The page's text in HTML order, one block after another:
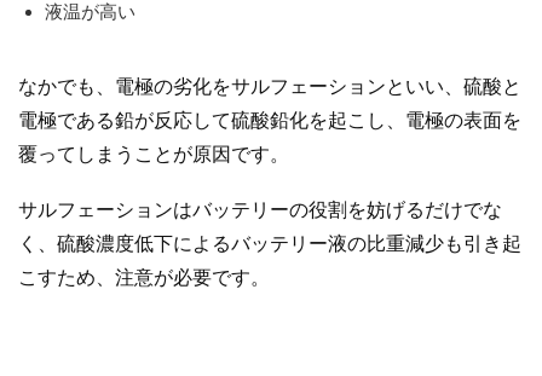
液温が高い
なかでも、電極の劣化をサルフェーションといい、硫酸と
電極である鉛が反応して硫酸鉛化を起こし、電極の表面を
覆ってしまうことが原因です。
サルフェーションはバッテリーの役割を妨げるだけでな
く、硫酸濃度低下によるバッテリー液の比重減少も引き起
こすため、注意が必要です。